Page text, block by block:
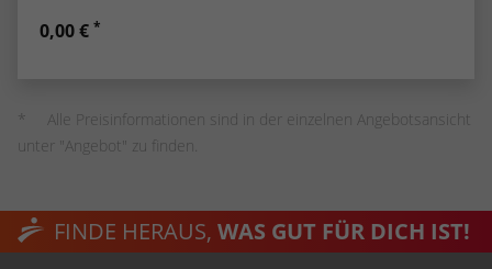
0,00 € *
Alle Preisinformationen sind in der einzelnen Angebotsansicht
unter "Angebot" zu finden.
FINDE HERAUS, WAS GUT FÜR DICH IST!